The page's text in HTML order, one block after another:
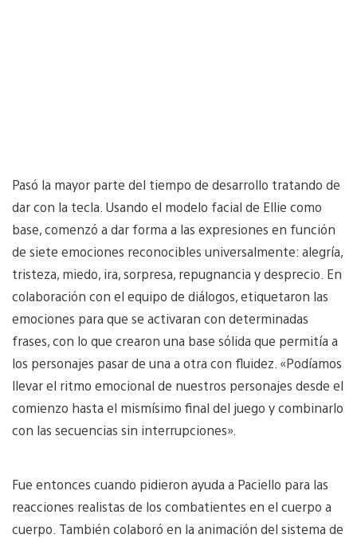
Pasó la mayor parte del tiempo de desarrollo tratando de
dar con la tecla. Usando el modelo facial de Ellie como
base, comenzó a dar forma a las expresiones en función
de siete emociones reconocibles universalmente: alegría,
tristeza, miedo, ira, sorpresa, repugnancia y desprecio. En
colaboración con el equipo de diálogos, etiquetaron las
emociones para que se activaran con determinadas
frases, con lo que crearon una base sólida que permitía a
los personajes pasar de una a otra con fluidez. «Podíamos
llevar el ritmo emocional de nuestros personajes desde el
comienzo hasta el mismísimo final del juego y combinarlo
con las secuencias sin interrupciones».
Fue entonces cuando pidieron ayuda a Paciello para las
reacciones realistas de los combatientes en el cuerpo a
cuerpo. También colaboró en la animación del sistema de